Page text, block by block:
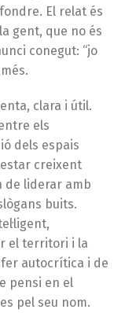
El relat és
gent, que no és
conegut: “jo
clara i útil.
els
dels espais
creixent
de liderar amb
buits.
el territori i la
autocrítica i de
pensi en el
pel seu nom.